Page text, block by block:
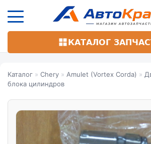
основному
КАТАЛОГ
Каталог » Chery » Amulet (Vortex Corda) »
блока цилиндров